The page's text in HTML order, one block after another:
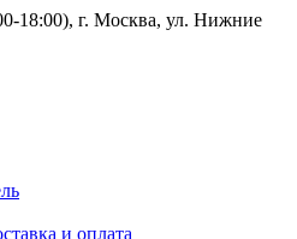
18:00), г. Москва, ул. Нижние
и оплата